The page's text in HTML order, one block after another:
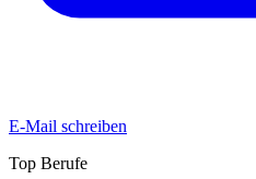
E-Mail schreiben
Top Berufe